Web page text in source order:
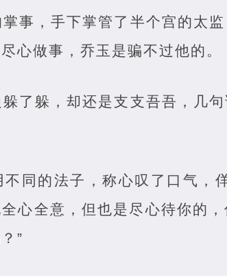
事，手下掌管了半个宫的太
心做事，乔玉是骗不过他的。
了躲，却还是支支吾吾，几
同的法子，称心叹了口气，
心全意，但也是尽心待你的
”